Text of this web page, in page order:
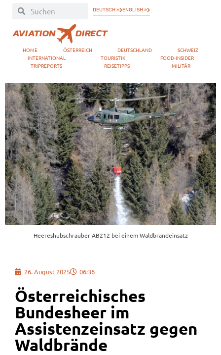
DEUTSCH » ENGLISH »
HOME ÖSTERREICH DEUTSCHLAND
SCHWEIZ
INTERNATIONAL
TOURISTIK
FOOD-INSIDER
TRIPREPORTS
REISETIPPS MILITÄR
Heereshubschrauber AB212 bei einem Waldbrandeinsatz
26. August 2025 06:36
Österreichisches
Bundesheer im
Assistenzeinsatz gegen
Waldbrände